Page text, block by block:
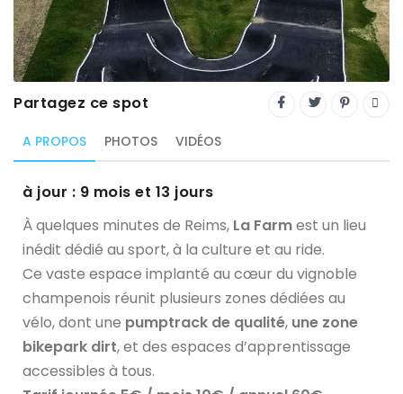
Trial
XC Rando - VTTAE
XCO
Constructeurs-Shapers
Derniers commentaires
Partagez ce spot
A PROPOS PHOTOS VIDÉOS
à jour : 9 mois et 13 jours
À quelques minutes de Reims, La Farmest un lieu
inédit dédié au sport, à la culture et au ride.
Ce vaste espace implanté au cœur du vignoble
champenois réunit plusieurs zones dédiées au
vélo, dont une pumptrack de qualité, une zone
bikepark dirt, et des espaces d’apprentissage
accessibles à tous.